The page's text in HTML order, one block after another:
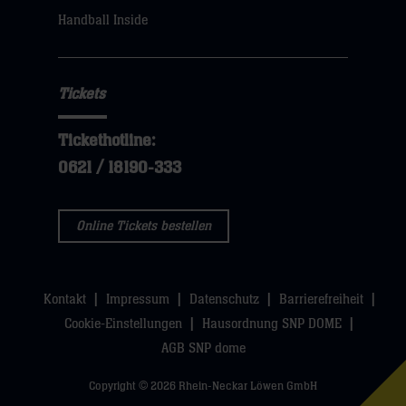
Handball Inside
Tickets
Tickethotline:
0621 / 18190-333
Online Tickets bestellen
Kontakt Impressum Datenschutz
Barrierefreiheit
Cookie-Einstellungen
Hausordnung SNP DOME
AGB SNP dome
Copyright © 2026 Rhein-Neckar Löwen GmbH